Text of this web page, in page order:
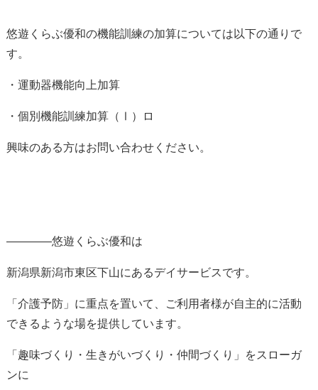
悠遊くらぶ優和の機能訓練の加算については以下の通りで
す。
・運動器機能向上加算
・個別機能訓練加算（Ⅰ）ロ
興味のある方はお問い合わせください。
————悠遊くらぶ優和は
新潟県新潟市東区下山にあるデイサービスです。
「介護予防」に重点を置いて、ご利用者様が自主的に活動
できるような場を提供しています。
「趣味づくり・生きがいづくり・仲間づくり」をスローガ
ンに